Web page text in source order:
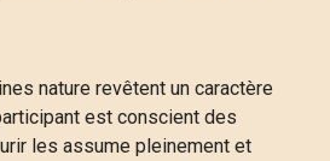
nature revêtent un caractère
est conscient des
les assume pleinement et